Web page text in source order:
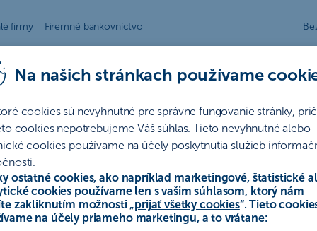
Na našich stránkach používame
cookies sú nevyhnutné pre správne fungovanie stránky,
cookies nepotrebujeme Váš súhlas. Tieto nevyhnutné alebo
cookies používame na účely poskytnutia služieb
ostatné cookies, ako napríklad marketingové, štatistické
cookies používame len s vašim súhlasom, ktorý nám
zakliknutím možnosti „prijať všetky cookies“. Tieto
na účely priameho marketingu, a to vrátane:
firmy Firemné bankovníctvo
Poistenie Hypotéky Ostatné Archív